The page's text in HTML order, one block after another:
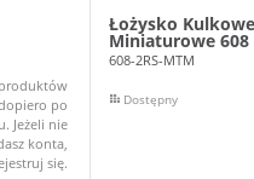
po
Jeżeli nie
konta,
się.
Łożysko
Miniaturowe 608
608-2RS-MTM
Dostępny